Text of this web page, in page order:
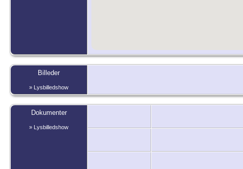
Billeder
» Lysbilledshow
Dokumenter
» Lysbilledshow